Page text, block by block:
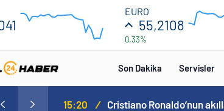
12:00 16:00
EURO
55,2108
0.33%
12:00
Son Dakika Servisler
15:20 /